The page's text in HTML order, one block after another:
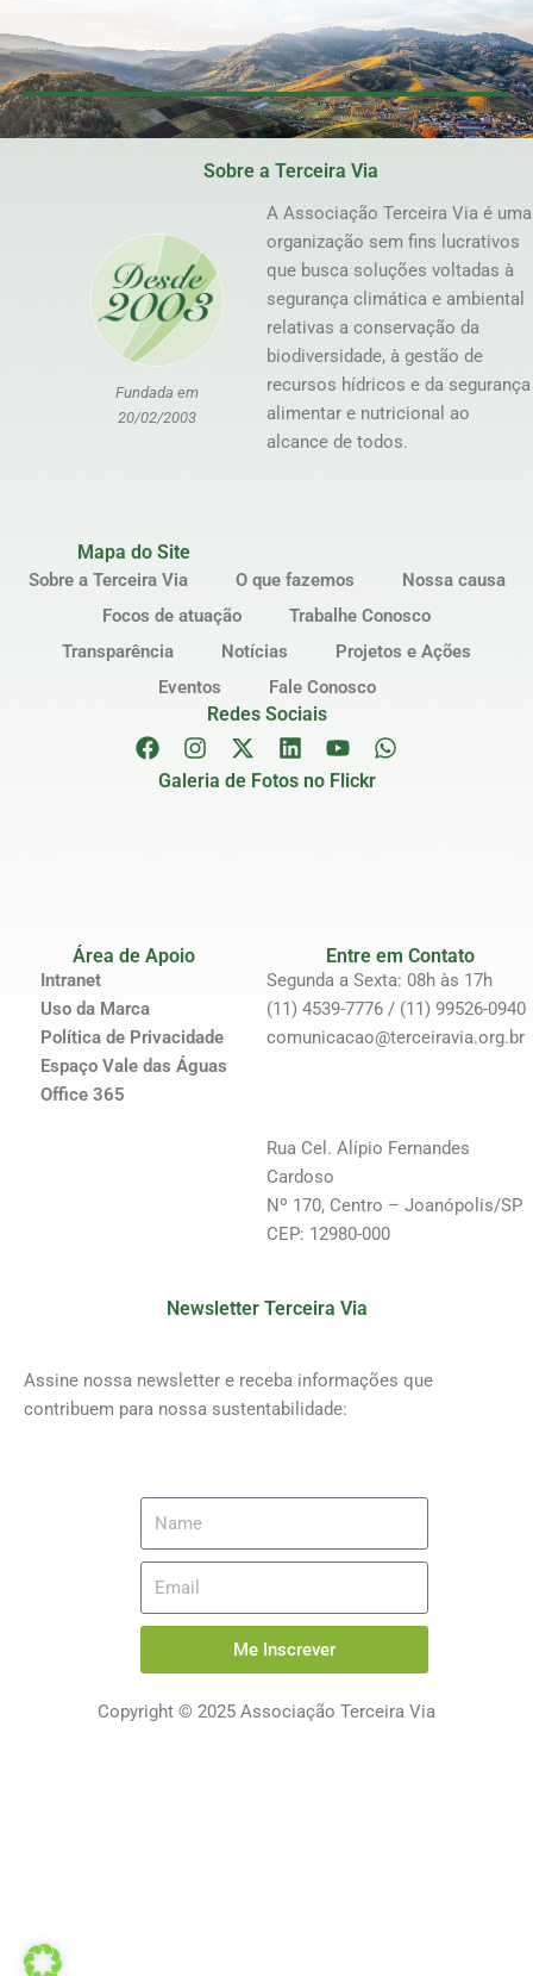
Sobre a Terceira Via
Fundada em
20/02/2003
A Associação Terceira Via é uma
organização sem fins lucrativos
que busca soluções voltadas à
segurança climática e ambiental
relativas a conservação da
biodiversidade, à gestão de
recursos hídricos e da segurança
alimentar e nutricional ao
alcance de todos.
Mapa do Site
Sobre a Terceira Via O que fazemos
Nossa causa
Focos de atuação
Trabalhe Conosco
Transparência
Notícias
Projetos e Ações
Eventos
Fale Conosco
Redes Sociais
Galeria de Fotos no Flickr
Área de Apoio
Intranet
Uso da Marca
Política de Privacidade
Espaço Vale das Águas
Office 365
Entre em Contato
Segunda a Sexta: 08h às 17h
(11) 4539-7776 / (11) 99526-0940
comunicacao@terceiravia.org.br
Rua Cel. Alípio Fernandes
Cardoso
Nº 170, Centro – Joanópolis/SP
CEP: 12980-000
Newsletter Terceira Via
Assine nossa newsletter e receba informações que
contribuem para nossa sustentabilidade:
Me Inscrever
Copyright © 2025 Associação Terceira Via